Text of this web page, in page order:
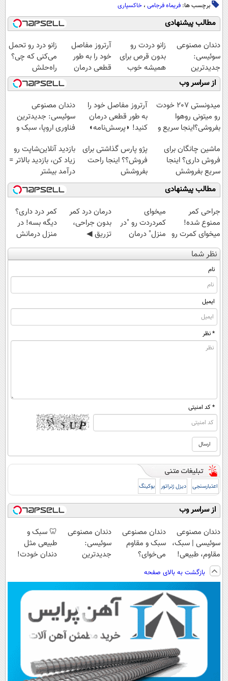
برچسب ها: فریماه فرجامی ، خاکسپاری
مطالب پیشنهادی
دندان مصنوعی
سوئیسی:
جدیدترین
فناوری اروپا،
سبک و مقاوم |
پرداخت قسطی
زانو دردت رو
بدون قرص برای
همیشه خوب
کن! (قدم اول،
پرسش‌نامه)
آرتروز مفاصل
خود را به طور
قطعی درمان
کنید!
◗پرسش‌نامه◖
زانو درد رو تحمل
می‌کنی که چی؟
راه‌حلش
همین‌جاست!
از سراسر وب
میدونستی 207 خودت
رو میتونی روهوا
بفروشی؟اینجا سریع و
آرتروز مفاصل خود را
به طور قطعی درمان
کنید! ◗پرسش‌نامه◖
دندان مصنوعی
سوئیسی: جدیدترین
فناوری اروپا، سبک و
قسطی
ماشین چانگان برای
فروش داری؟ اینجا
سریع بفروشش
پژو پارس گذاشتی برای
فروش؟؟ اینجا راحت
بفروشش
بازدید آنلاین‌شاپت رو
زیاد کن، بازدید بالاتر =
درآمد بیشتر
مطالب پیشنهادی
جراحی کمر
ممنوع شده!
میخوای کمرت رو
در منزل درمان
کنی؟
((پرسش‌نامه))
میخوای
کمردردت رو "در
منزل" درمان
کنی؟ (◂فیلم +
◂پرسش‌نامه)
درمان درد کمر
بدون جراحی،
تزریق ◀
پرسش‌نامه رو پر
کن ▶
کمر درد داری؟
دیگه بسه! در
منزل درمانش
کن
(◀پرسش‌نامه)
نظر شما
نام
ایمیل
* نظر
* کد امنیتی
اعتبارسنجی دیزل ژنراتور بوکینگ
از سراسر وب
دندان مصنوعی
سوئیسی | سبک،
مقاوم، طبیعی!
ویزیت
رایگان+پرداخت
اقساطی😍
دندان مصنوعی
سبک و مقاوم
می‌خوای؟
هم داریم!😍 |
📍تهران
دندان مصنوعی
سوئیسی:
جدیدترین
پرداخت قسطی
🦷 سبک و
طبیعی مثل
دندان خودت!
💳 📍 تهران
بازگشت به بالای صفحه